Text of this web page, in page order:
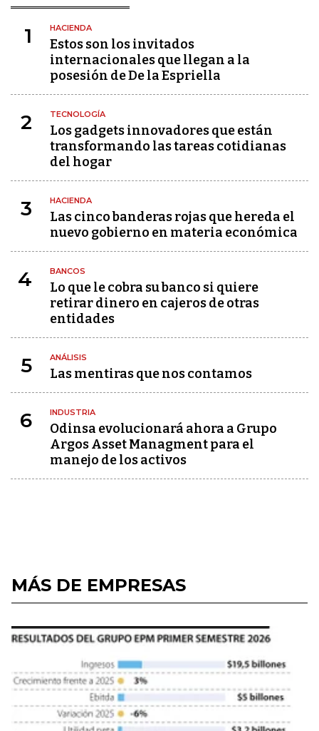
1 HACIENDA
Estos son los invitados
internacionales que llegan a la
posesión de De la Espriella
2 TECNOLOGÍA
Los gadgets innovadores que están
transformando las tareas cotidianas
del hogar
3 HACIENDA
Las cinco banderas rojas que hereda el
nuevo gobierno en materia económica
4 BANCOS
Lo que le cobra su banco si quiere
retirar dinero en cajeros de otras
entidades
5 ANÁLISIS
Las mentiras que nos contamos
6 INDUSTRIA
Odinsa evolucionará ahora a Grupo
Argos Asset Managment para el
manejo de los activos
MÁS DE EMPRESAS